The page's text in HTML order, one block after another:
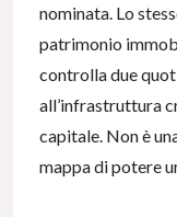
nominata. Lo
patrimonio
controlla due
all’infrastruttura
capitale. Non è
mappa di potere